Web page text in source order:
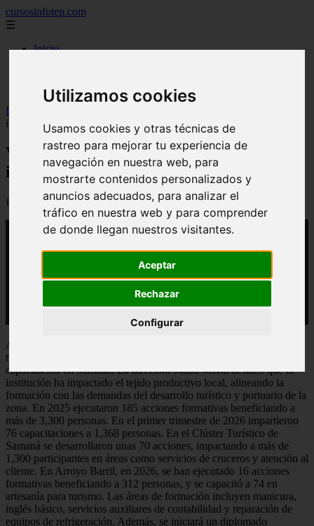
Utilizamos cookies
Usamos cookies y otras técnicas de
rastreo para mejorar tu experiencia de
navegación en nuestra web, para
mostrarte contenidos personalizados y
anuncios adecuados, para analizar el
tráfico en nuestra web y para comprender
de donde llegan nuestros visitantes.
Aceptar
Rechazar
Configurar
cursosinfotep.com
☰
Inicio
universidades de republica dominicana
Inicio
impulsar desarrollo turístico en Samaná
Video Infotep fortalece capacitación para
impulsar desarrollo turístico en Samaná
📅 03/04/2026
Arroyo Barril se consolida como eje estratégico del desarrollo
turístico. El Infotep presentó los avances de su programa de
capacitación en Samaná. La directora Maira Morla destacó que la
institución ha impactado el tejido productivo local, alineando la
formación con las demandas del desarrollo turístico y portuario de la
zona. En 2025 ejecutaron 185 acciones formativas beneficiando a
más de 3,300 personas. En el primer trimestre de 2026 impartieron
76 capacitaciones a 1,368 personas. En el Clúster Turístico de
Samaná se desarrollaron unas 70 acciones, impactando a más de
1,300 participantes en áreas como servicios de cruceros y atención al
cliente. En Arroyo Barril, en 2026, se han ejecutado 16 acciones
formativas beneficiando a 312 personas, y se capacitó a 74 en
artesanía para turismo. Las áreas de formación incluyen manicura,
inglés básico, servicios auxiliares de contabilidad y reparación de
equipos de refrigeración. Además, se iniciará un diplomado